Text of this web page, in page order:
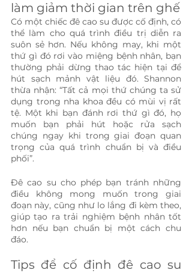
làm giảm thời gian trên ghế
Có một chiếc đê cao su được cố định, có
thể làm cho quá trình điều trị diễn ra
suôn sẻ hơn. Nếu không may, khi một
thứ gì đó rơi vào miệng bệnh nhân, bạn
thường phải dừng thao tác hiện tại để
hút sạch mảnh vật liệu đó. Shannon
thừa nhận: “Tất cả mọi thứ chúng ta sử
dụng trong nha khoa đều có mùi vị rất
tệ. Một khi bạn đánh rơi thứ gì đó, họ
muốn bạn phải hút hoặc rửa sạch
chúng ngay khi trong giai đoạn quan
trọng của quá trình chuẩn bị và điều
phối”.
Đê cao su cho phép bạn tránh những
điều không mong muốn trong giai
đoạn này, cũng như lo lắng đi kèm theo,
giúp tạo ra trải nghiệm bệnh nhân tốt
hơn nếu bạn chuẩn bị một cách chu
đáo.
Tips để cố định đê cao su